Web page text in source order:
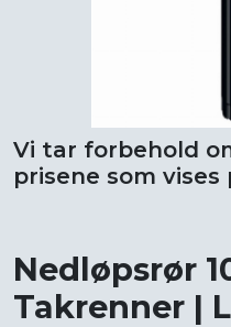
Vi tar forbehold
prisene som
Nedløpsrør
Takrenner |